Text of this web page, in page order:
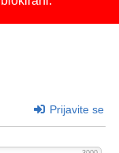
Prijavite se